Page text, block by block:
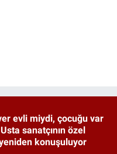
evli miydi, çocuğu var
Usta sanatçının özel
konuşuluyor